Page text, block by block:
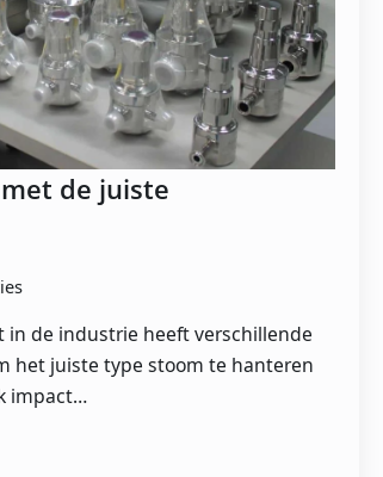
de juiste
in de industrie heeft verschillende
het juiste type stoom te hanteren
impact…